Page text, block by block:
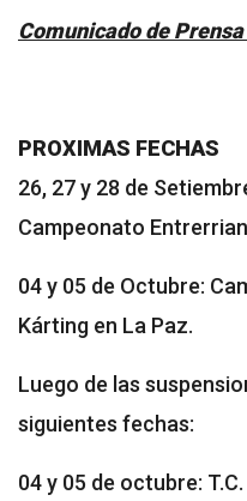
Comunicado de
PROXIMAS FECHAS
26, 27 y 28 de
Campeonato
04 y 05 de Octubre:
Kárting en La Paz.
Luego de las
siguientes fechas:
04 y 05 de octubre: